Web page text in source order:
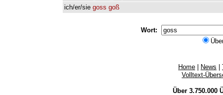
ich/er/sie goss goß
Wort:
Home News
Volltext-
Über 3.750.000